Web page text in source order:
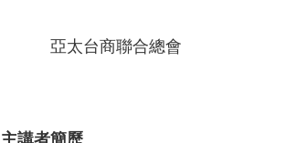
亞太台商聯合總會
主講者簡歷